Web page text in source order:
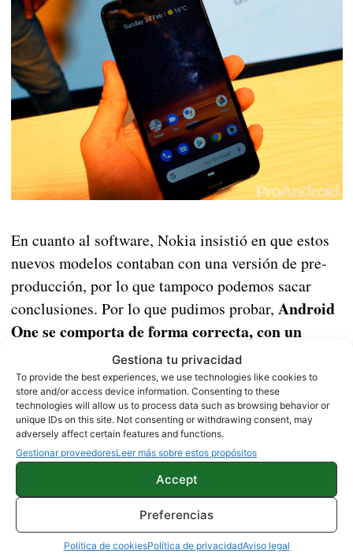
Gestiona tu privacidad
To provide the best experiences, we use technologies like cookies to
store and/or access device information. Consenting to these
technologies will allow us to process data such as browsing behavior or
unique IDs on this site. Not consenting or withdrawing consent, may
adversely affect certain features and functions.
Gestionar proveedoresLeer más sobre estos propósitos
Accept
Preferencias
Política de cookiesPolítica de privacidadAviso legal
En cuanto al software, Nokia insistió en que estos
nuevos modelos contaban con una versión de pre-
producción, por lo que tampoco podemos sacar
conclusiones. Por lo que pudimos probar, Android
One se comporta de forma correcta, con un
rendimiento parecido al que pudimos ver
Nokia 4.2. Ahora solo toca esperar a que Nokia
lance finalmente este terminal en el mercado para
que podamos comprobar como se comporta en
todos los sentidos.
MWC 2019 NOKIA NOTICIAS